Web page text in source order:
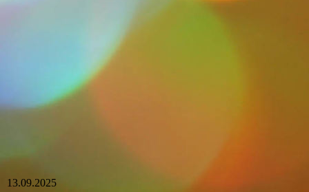
13.09.2025